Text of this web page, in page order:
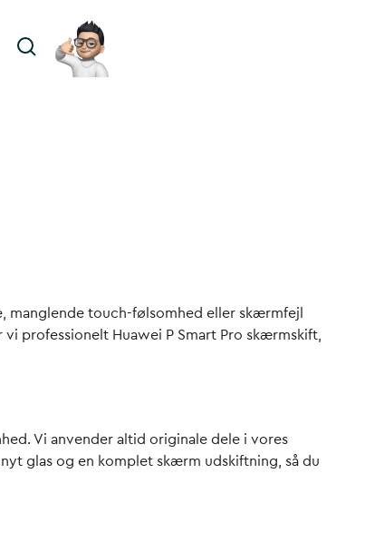
manglende touch-følsomhed eller skærmfejl
vi professionelt Huawei P Smart Pro skærmskift
Vi anvender altid originale dele i vores
nyt glas og en komplet skærm udskiftning , så du